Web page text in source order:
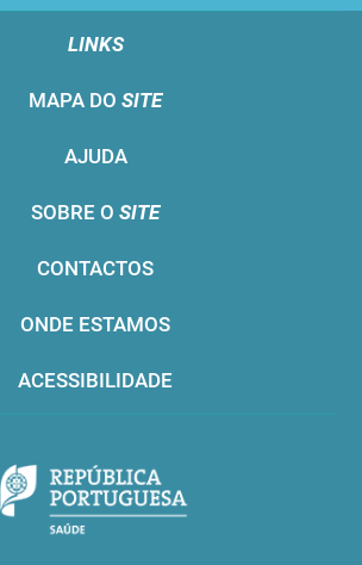
LINKS
MAPA DO SITE
AJUDA
SOBRE O SITE
CONTACTOS
ONDE ESTAMOS
ACESSIBILIDADE